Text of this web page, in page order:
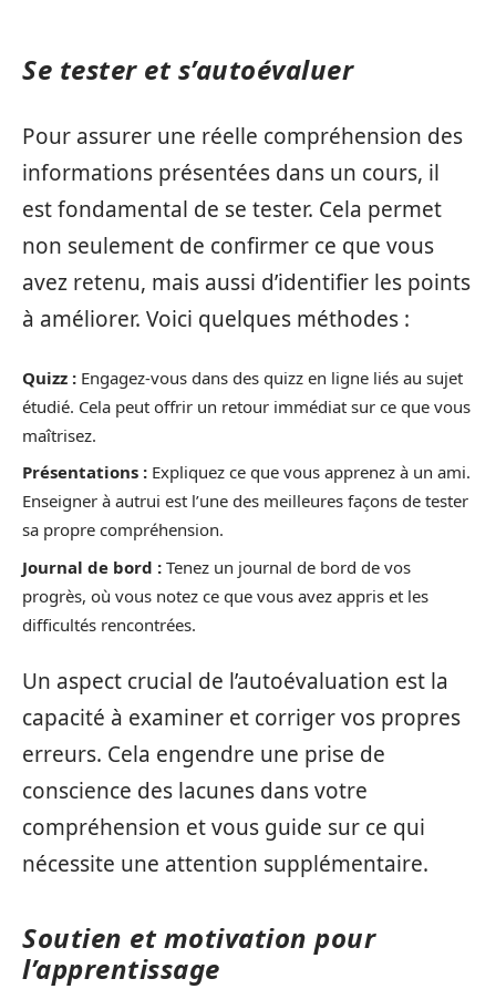
Se tester et s’autoévaluer
Pour assurer une réelle compréhension des
informations présentées dans un cours, il
est fondamental de se tester. Cela permet
non seulement de confirmer ce que vous
avez retenu, mais aussi d’identifier les points
à améliorer. Voici quelques méthodes :
Quizz : Engagez-vous dans des quizz en ligne liés au sujet
étudié. Cela peut offrir un retour immédiat sur ce que vous
maîtrisez.
Présentations : Expliquez ce que vous apprenez à un ami.
Enseigner à autrui est l’une des meilleures façons de tester
sa propre compréhension.
Journal de bord : Tenez un journal de bord de vos
progrès, où vous notez ce que vous avez appris et les
difficultés rencontrées.
Un aspect crucial de l’autoévaluation est la
capacité à examiner et corriger vos propres
erreurs. Cela engendre une prise de
conscience des lacunes dans votre
compréhension et vous guide sur ce qui
nécessite une attention supplémentaire.
Soutien et motivation pour
l’apprentissage